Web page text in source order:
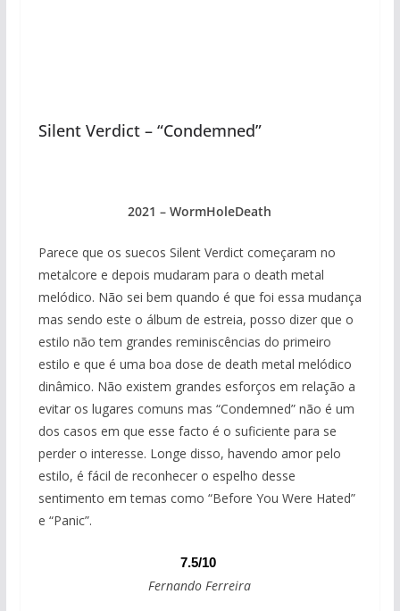
Silent Verdict – “Condemned”
2021 – WormHoleDeath
Parece que os suecos Silent Verdict começaram no
metalcore e depois mudaram para o death metal
melódico. Não sei bem quando é que foi essa mudança
mas sendo este o álbum de estreia, posso dizer que o
estilo não tem grandes reminiscências do primeiro
estilo e que é uma boa dose de death metal melódico
dinâmico. Não existem grandes esforços em relação a
evitar os lugares comuns mas “Condemned” não é um
dos casos em que esse facto é o suficiente para se
perder o interesse. Longe disso, havendo amor pelo
estilo, é fácil de reconhecer o espelho desse
sentimento em temas como “Before You Were Hated”
e “Panic”.
7.5/10
Fernando Ferreira